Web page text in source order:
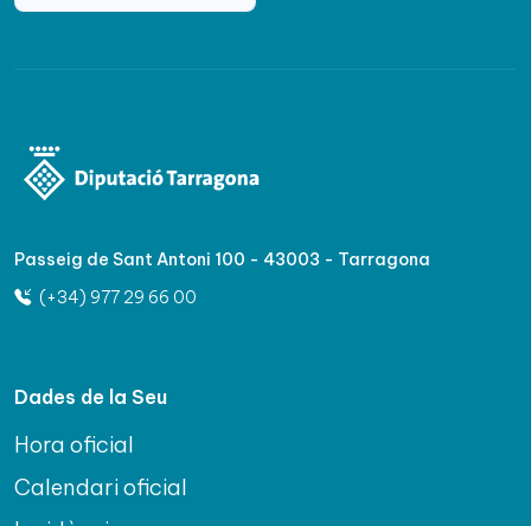
Passeig de Sant Antoni 100 - 43003 - Tarragona
(+34) 977 29 66 00
Dades de la Seu
Hora oficial
Calendari oficial